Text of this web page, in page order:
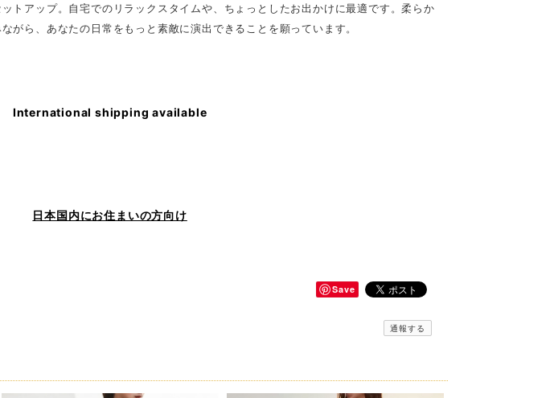
トアップ。自宅でのリラックスタイムや、ちょっとしたお出かけに最適です。柔らか
がら、あなたの日常をもっと素敵に演出できることを願っています。
International shipping available
日本国内にお住まいの方向け
Save
通報する